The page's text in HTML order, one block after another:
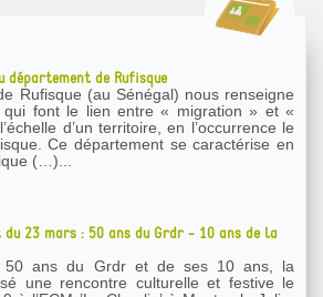
de Rufisque
Rufisque (au Sénégal) nous renseigne
qui font le lien entre « migration » et «
d’un territoire, en l’occurrence le
en
(…)...
du 23 mars : 50 ans du Grdr - 10 ans de la
50 ans du Grdr et de ses 10 ans, la
une rencontre culturelle et festive le